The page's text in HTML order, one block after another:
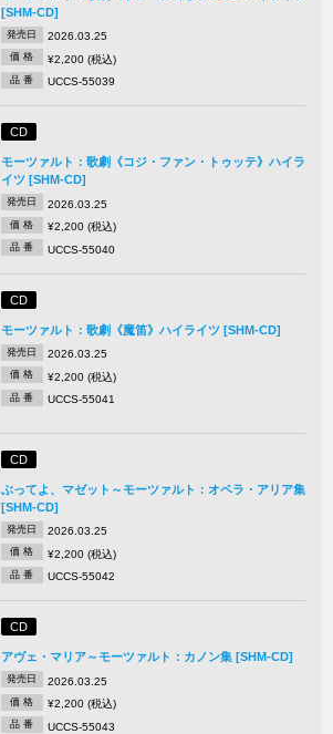
[SHM-CD]
発売日 2026.03.25
価 格 ¥2,200 (税込)
品 番 UCCS-55039
CD
モーツァルト：歌劇《コジ・ファン・トゥッテ》ハイラ
イツ [SHM-CD]
発売日 2026.03.25
価 格 ¥2,200 (税込)
品 番 UCCS-55040
CD
モーツァルト：歌劇《魔笛》ハイライツ [SHM-CD]
発売日 2026.03.25
価 格 ¥2,200 (税込)
品 番 UCCS-55041
CD
ぶってよ、マゼット～モーツァルト：オペラ・アリア集
[SHM-CD]
発売日 2026.03.25
価 格 ¥2,200 (税込)
品 番 UCCS-55042
CD
アヴェ・マリア～モーツァルト：カノン集 [SHM-CD]
発売日 2026.03.25
価 格 ¥2,200 (税込)
品 番 UCCS-55043